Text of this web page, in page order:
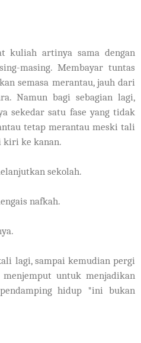
kuliah artinya sama dengan
masing. Membayar tuntas
semasa merantau, jauh dari
Namun bagi sebagian lagi,
sekedar satu fase yang tidak
tetap merantau meski tali
kiri ke kanan.
sekolah.
nafkah.
lagi, sampai kemudian pergi
untuk menjadikan
hidup *ini bukan